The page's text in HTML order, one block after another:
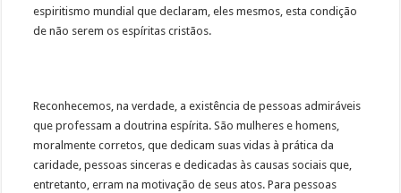
espiritismo mundial que declaram, eles mesmos, esta condição
de não serem os espíritas cristãos.
Reconhecemos, na verdade, a existência de pessoas admiráveis
que professam a doutrina espírita. São mulheres e homens,
moralmente corretos, que dedicam suas vidas à prática da
caridade, pessoas sinceras e dedicadas às causas sociais que,
entretanto, erram na motivação de seus atos. Para pessoas